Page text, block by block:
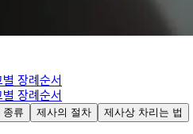
장례순서
장례순서
종류 제사의 절차 제사상 차리는 법